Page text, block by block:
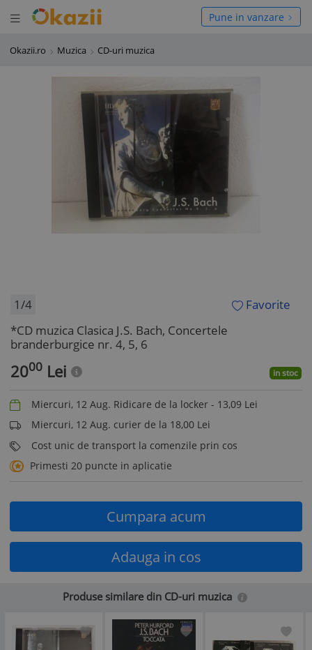
Deschide meniul
meniul Pune in vanzare
Okazii.ro Muzica CD-uri muzica
1/4
Favorite
*CD muzica Clasica J.S. Bach, Concertele
branderburgice nr. 4, 5, 6
2000 Lei in stoc
Miercuri, 12 Aug. Ridicare de la locker - 13,09 Lei
Miercuri, 12 Aug. curier de la 18,00 Lei
Cost unic de transport la comenzile prin cos
Primesti 20 puncte in aplicatie
Cumpara acum
Adauga in cos
Produse similare din CD-uri muzica